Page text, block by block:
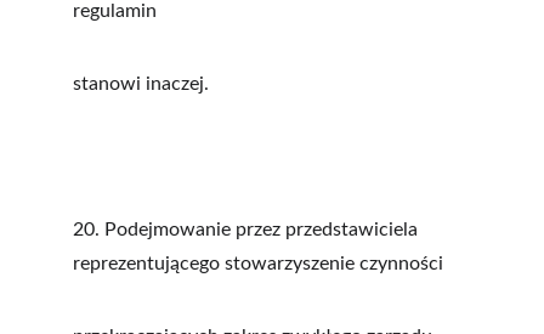
regulamin
stanowi inaczej.
20. Podejmowanie przez przedstawiciela
reprezentującego stowarzyszenie czynności